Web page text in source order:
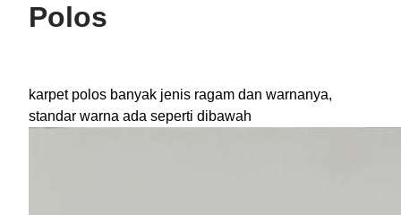
Polos
karpet polos banyak jenis ragam dan warnanya,
standar warna ada seperti dibawah